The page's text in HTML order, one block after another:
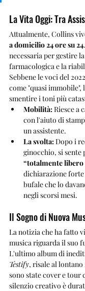
La Vita Oggi: Tra
Attualmente, Collins
a domicilio 24 ore su 24
necessaria per gestire
farmacologica e la
Sebbene le voci del
come "quasi
smentire i toni più
Mobilità: Riesce a
con l'aiuto di
un assistente.
La svolta: Dopo i
ginocchio, si sente
“totalmente libero
dichiarazione forte
bufale che lo
negli scorsi mesi.
Il Sogno di Nuova
La notizia che ha fatto
musica riguarda il suo
L'ultimo album di
Testify, risale al lontano
sono state cover e tour
silenzio creativo è